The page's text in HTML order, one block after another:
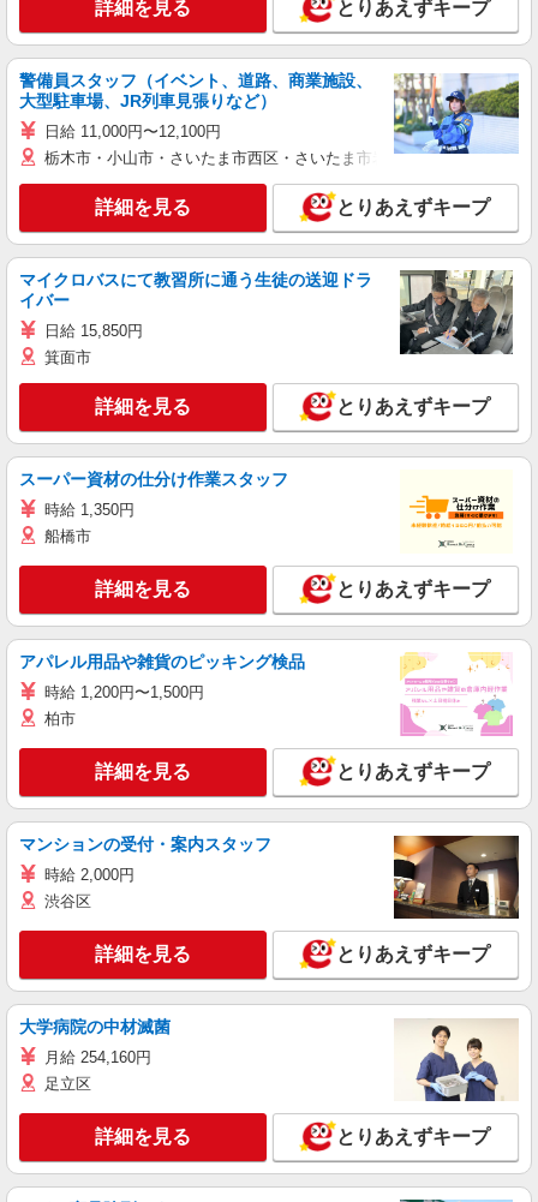
詳細を見る とりあえずキープ
警備員スタッフ（イベント、道路、商業施設、
大型駐車場、JR列車見張りなど）
日給 11,000円〜12,100円
栃木市・小山市・さいたま市西区・さいたま市岩槻区・久喜市・蓮田
詳細を見る とりあえずキープ
マイクロバスにて教習所に通う生徒の送迎ドラ
イバー
日給 15,850円
箕面市
詳細を見る とりあえずキープ
スーパー資材の仕分け作業スタッフ
時給 1,350円
船橋市
詳細を見る とりあえずキープ
アパレル用品や雑貨のピッキング検品
時給 1,200円〜1,500円
柏市
詳細を見る とりあえずキープ
マンションの受付・案内スタッフ
時給 2,000円
渋谷区
詳細を見る とりあえずキープ
大学病院の中材滅菌
月給 254,160円
足立区
詳細を見る とりあえずキープ